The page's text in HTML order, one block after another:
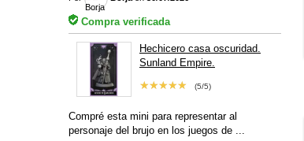
Compra verificada
Hechicero casa oscuridad.
Sunland Empire.
(5/5)
★★★★★
Compré esta mini para representar al
personaje del brujo en los juegos de ...